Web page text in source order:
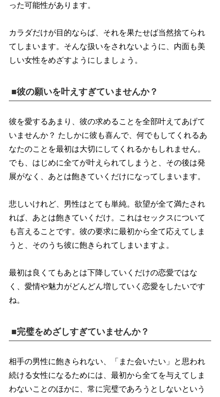
った可能性があります。
カラダだけが目的ならば、それを果たせば当然捨てられ
てしまいます。そんな扱いをされないように、内面も美
しい女性をめざすようにしましょう。
■彼の願いを叶えすぎていませんか？
彼を愛するあまり、彼の求めることを全部叶えてあげて
いませんか？ たしかに彼も喜んで、何でもしてくれるあ
なたのことを最初は大切にしてくれるかもしれません。
でも、はじめに全てが叶えられてしまうと、その後は発
展がなく、あとは飽きていくだけになってしまいます。
悲しいけれど、男性はとても単純。欲望が全て満たされ
れば、あとは飽きていくだけ。これはセックスについて
も言えることです。彼の要求に最初から全て応えてしま
うと、そのうち彼に飽きられてしまいますよ。
最初は良くてもあとは下降していくだけの恋愛ではな
く、愛情や魅力がどんどん増していく恋愛をしたいです
ね。
■完璧をめざしすぎていませんか？
相手の男性に飽きられない、「また会いたい」と思われ
続ける女性になるためには、最初から全てを与えてしま
わないことのほかに、常に完璧であろうとしないという